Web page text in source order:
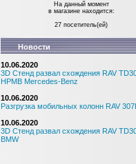
На данный момент
в магазине находится:
27 посетитель(ей)
Новости
10.06.2020
3D Стенд развал схождения RAV
HPMB Mercedes-Benz
10.06.2020
Разгрузка мобильных колонн RAV
10.06.2020
3D Стенд развал схождения RAV
BMW